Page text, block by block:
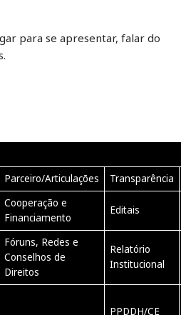
para se apresentar, falar do
Parceiro/Articulações Transparência
Cooperação e
Financiamento
Editais
Fóruns, Redes e
Conselhos de
Direitos
Relatório
Institucional
PPDDH/CE